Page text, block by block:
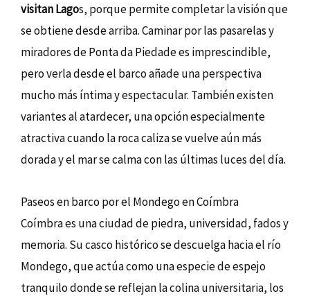
visitan Lagos, porque permite completar la visión que
se obtiene desde arriba. Caminar por las pasarelas y
miradores de Ponta da Piedade es imprescindible,
pero verla desde el barco añade una perspectiva
mucho más íntima y espectacular. También existen
variantes al atardecer, una opción especialmente
atractiva cuando la roca caliza se vuelve aún más
dorada y el mar se calma con las últimas luces del día.
Paseos en barco por el Mondego en Coímbra
Coímbra es una ciudad de piedra, universidad, fados y
memoria. Su casco histórico se descuelga hacia el río
Mondego, que actúa como una especie de espejo
tranquilo donde se reflejan la colina universitaria, los